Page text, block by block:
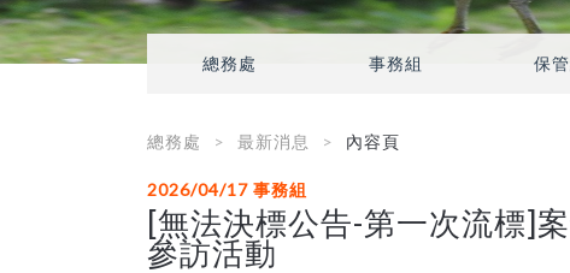
總務處 事務組 保
總務處 最新消息 內容頁
2026/04/17 事務組
[無法決標公告-第一次流標]
參訪活動